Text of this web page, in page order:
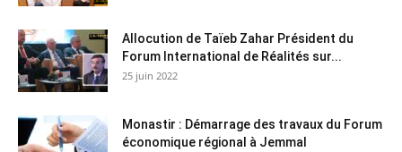
Allocution de Taïeb Zahar Président du
Forum International de Réalités sur...
25 juin 2022
Monastir : Démarrage des travaux du Forum
économique régional à Jemmal